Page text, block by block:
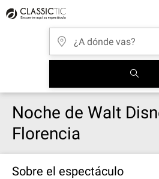
Noche de Walt
Florencia
Sobre el espectáculo